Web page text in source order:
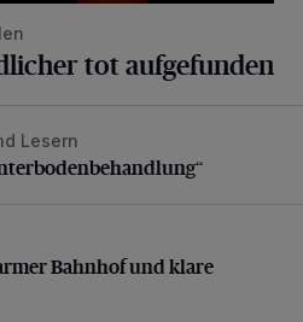
tot aufgefunden
Lesern
Bahnhof und klare Ansage
Bahnhof und klare